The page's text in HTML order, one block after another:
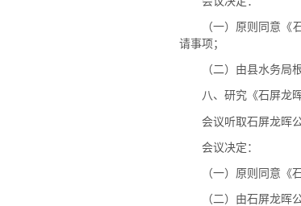
（一）原则同意
请事项；
（二）由县水务局
八、研究《石屏龙
会议听取石屏龙晖
会议决定：
（一）原则同意《
（二）由石屏龙晖